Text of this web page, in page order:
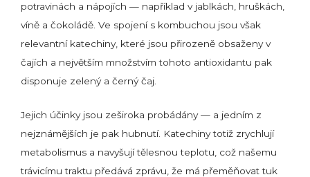
potravinách a nápojích — například v jablkách, hruškách,
víně a čokoládě. Ve spojení s kombuchou jsou však
relevantní katechiny, které jsou přirozeně obsaženy v
čajích a největším množstvím tohoto antioxidantu pak
disponuje zelený a černý čaj.
Jejich účinky jsou zeširoka probádány — a jedním z
nejznámějších je pak hubnutí. Katechiny totiž zrychlují
metabolismus a navyšují tělesnou teplotu, což našemu
trávicímu traktu předává zprávu, že má přeměňovat tuk